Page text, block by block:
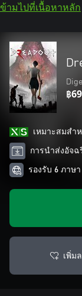
ข้ามไปที่เนื้อหาหลัก
฿
เหมาะสมสํา
การนำส่งอัจฉ
รองรับ 6 ภาษา
เพิ่ม